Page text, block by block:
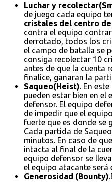
Luchar y
de juego cada equipo
cristales del centro
contra el equipo
derrotado, todos los
el campo de batalla se
consiga recolectar 10
antes de que la cuenta
finalice, ganaran la
Saqueo(Heist). En
pueden estar bien en el
defensor. El equipo
de impedir que el
fuerte que es donde se
Cada partida de
minutos. En caso de
intacta al final de la
equipo defensor se
el equipo atacante será
Generosidad (Bounty)